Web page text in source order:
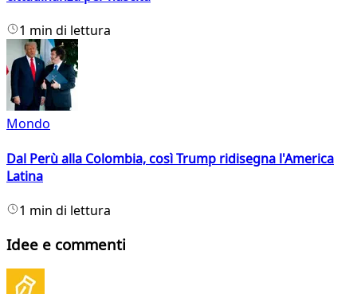
1 min di lettura
Mondo
Dal Perù alla Colombia, così Trump ridisegna l'America
Latina
1 min di lettura
Idee e commenti